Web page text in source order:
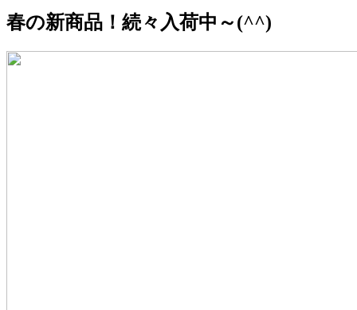
春の新商品！続々入荷中～(^^)